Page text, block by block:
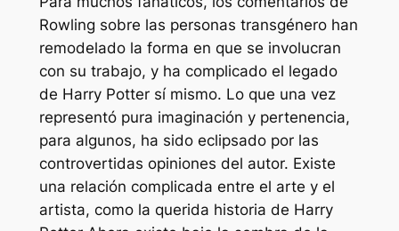
Rowling sobre las personas transgénero han
remodelado la forma en que se involucran
con su trabajo, y ha complicado el legado
de Harry Pottersí mismo. Lo que una vez
representó pura imaginación y pertenencia,
para algunos, ha sido eclipsado por las
controvertidas opiniones del autor. Existe
una relación complicada entre el arte y el
artista, como la querida historia de Harry